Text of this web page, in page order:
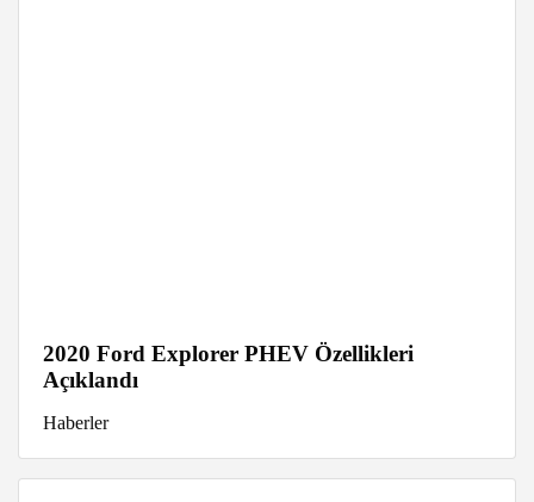
2020 Ford Explorer PHEV Özellikleri
Açıklandı
Haberler